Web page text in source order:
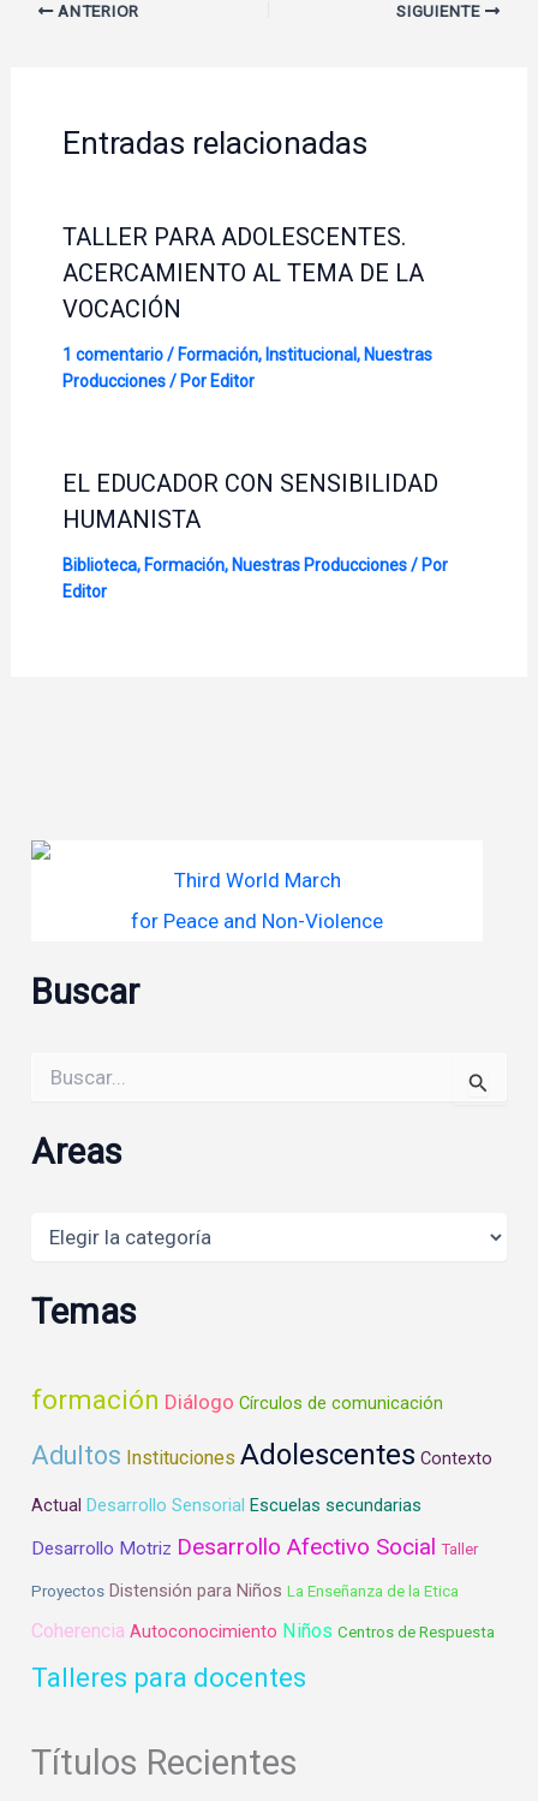
ANTERIOR SIGUIENTE
Entradas relacionadas
TALLER PARA ADOLESCENTES.
ACERCAMIENTO AL TEMA DE LA
VOCACIÓN
1 comentario / Formación, Institucional, Nuestras
Producciones/ Por Editor
EL EDUCADOR CON SENSIBILIDAD
HUMANISTA
Biblioteca, Formación, Nuestras Producciones/ Por
Editor
Third World March
for Peace and Non-Violence
Buscar
por:
Areas
Temas
formación Diálogo Círculos de comunicación
Adultos Instituciones Adolescentes Contexto
Actual Desarrollo Sensorial Escuelas secundarias
Desarrollo Motriz Desarrollo Afectivo Social Taller
Proyectos Distensión para Niños La Enseñanza de la Etica
Coherencia Autoconocimiento Niños Centros de Respuesta
Talleres para docentes
Títulos Recientes